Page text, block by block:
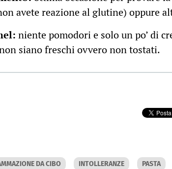
avete reazione al glutine) oppure
niente pomodori e solo un po’ di
siano freschi ovvero non tostati.
DA CIBO INTOLLERANZE PASTA